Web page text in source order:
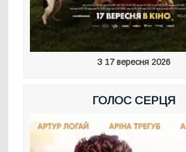
З 17 вересня 2026
ГОЛОС СЕРЦЯ